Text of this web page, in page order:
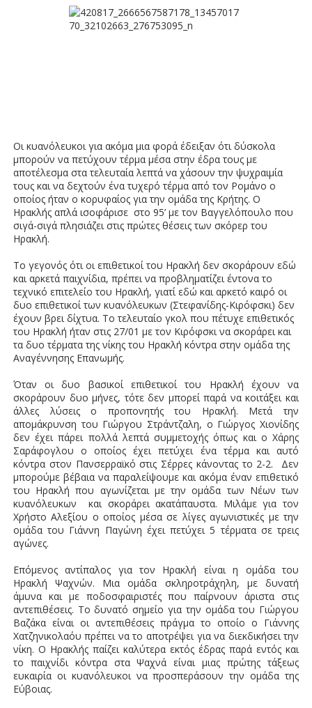
Οι κυανόλευκοι για ακόμα μια φορά έδειξαν ότι δύσκολα
μπορούν να πετύχουν τέρμα μέσα στην έδρα τους με
αποτέλεσμα στα τελευταία λεπτά να χάσουν την ψυχραιμία
τους και να δεχτούν ένα τυχερό τέρμα από τον Ρομάνο ο
οποίος ήταν ο κορυφαίος για την ομάδα της Κρήτης. Ο
Ηρακλής απλά ισοφάρισε στο 95’ με τον Βαγγελόπουλο που
σιγά-σιγά πλησιάζει στις πρώτες θέσεις των σκόρερ του
Ηρακλή.
Το γεγονός ότι οι επιθετικοί του Ηρακλή δεν σκοράρουν εδώ
και αρκετά παιχνίδια, πρέπει να προβληματίζει έντονα το
τεχνικό επιτελείο του Ηρακλή, γιατί εδώ και αρκετό καιρό οι
δυο επιθετικοί των κυανόλευκων (Στεφανίδης-Κιρόφσκι) δεν
έχουν βρει δίχτυα. Το τελευταίο γκολ που πέτυχε επιθετικός
του Ηρακλή ήταν στις 27/01 με τον Κιρόφσκι να σκοράρει και
τα δυο τέρματα της νίκης του Ηρακλή κόντρα στην ομάδα της
Αναγέννησης Επανωμής.
Όταν οι δυο βασικοί επιθετικοί του Ηρακλή έχουν να
σκοράρουν δυο μήνες, τότε δεν μπορεί παρά να κοιτάξει και
άλλες λύσεις ο προπονητής του Ηρακλή. Μετά την
απομάκρυνση του Γιώργου Στράντζαλη, ο Γιώργος Χιονίδης
δεν έχει πάρει πολλά λεπτά συμμετοχής όπως και ο Χάρης
Σαράφογλου ο οποίος έχει πετύχει ένα τέρμα και αυτό
κόντρα στον Πανσερραϊκό στις Σέρρες κάνοντας το 2-2. Δεν
μπορούμε βέβαια να παραλείψουμε και ακόμα έναν επιθετικό
του Ηρακλή που αγωνίζεται με την ομάδα των Νέων των
κυανόλευκων και σκοράρει ακατάπαυστα. Μιλάμε για τον
Χρήστο Αλεξίου ο οποίος μέσα σε λίγες αγωνιστικές με την
ομάδα του Γιάννη Παγώνη έχει πετύχει 5 τέρματα σε τρεις
αγώνες.
Επόμενος αντίπαλος για τον Ηρακλή είναι η ομάδα του
Ηρακλή Ψαχνών. Μια ομάδα σκληροτράχηλη, με δυνατή
άμυνα και με ποδοσφαιριστές που παίρνουν άριστα στις
αντεπιθέσεις. Το δυνατό σημείο για την ομάδα του Γιώργου
Βαζάκα είναι οι αντεπιθέσεις πράγμα το οποίο ο Γιάννης
Χατζηνικολαόυ πρέπει να το αποτρέψει για να διεκδικήσει την
νίκη. Ο Ηρακλής παίζει καλύτερα εκτός έδρας παρά εντός και
το παιχνίδι κόντρα στα Ψαχνά είναι μιας πρώτης τάξεως
ευκαιρία οι κυανόλευκοι να προσπεράσουν την ομάδα της
Εύβοιας.